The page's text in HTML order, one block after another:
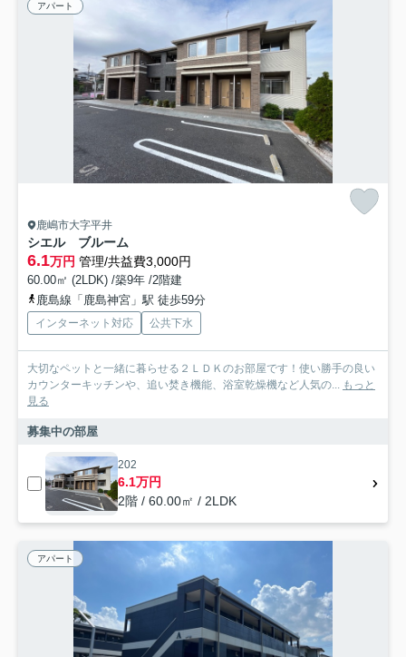
アパート
鹿嶋市大字平井
シエル ブルーム
6.1万円 管理/共益費3,000円
60.00㎡ (2LDK) /築9年 /2階建
鹿島線「鹿島神宮」駅 徒歩59分
インターネット対応 公共下水
大切なペットと一緒に暮らせる２ＬＤＫのお部屋です！使い勝手の良い
カウンターキッチンや、追い焚き機能、浴室乾燥機など人気の... もっと
見る
募集中の部屋
202
6.1万円
2階 / 60.00㎡ / 2LDK
アパート